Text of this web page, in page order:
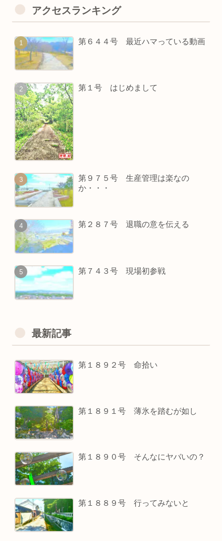
アクセスランキング
第６４４号 最近ハマっている動画
第１号 はじめまして
第９７５号 生産管理は楽なの
か・・・
第２８７号 退職の意を伝える
第７４３号 現場初参戦
最新記事
第１８９２号 命拾い
第１８９１号 薄氷を踏むが如し
第１８９０号 そんなにヤバいの？
第１８８９号 行ってみないと